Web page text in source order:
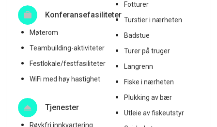
Konferansefasiliteter
Møterom
Teambuilding-aktiviteter
Festlokale/festfasiliteter
WiFi med høy hastighet
Tjenester
Røykfri innkvartering
Fotturer
Turstier i nærheten
Badstue
Turer på truger
Langrenn
Fiske i nærheten
Plukking av bær
Utleie av fiskeutstyr